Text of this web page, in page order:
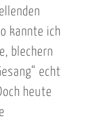
kannte ich
blechern
echt
heute